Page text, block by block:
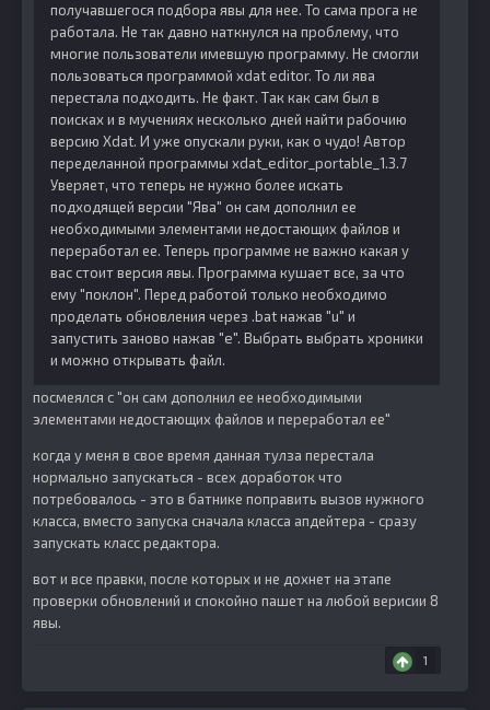
получавшегося подбора явы для нее. То сама прога не
работала. Не так давно наткнулся на проблему, что
многие пользователи имевшую программу. Не смогли
пользоваться программой xdat editor. То ли ява
перестала подходить. Не факт. Так как сам был в
поисках и в мучениях несколько дней найти рабочию
версию Xdat. И уже опускали руки, как о чудо! Автор
переделанной программы xdat_editor_portable_1.3.7
Уверяет, что теперь не нужно более искать
подходящей версии "Ява" он сам дополнил ее
необходимыми элементами недостающих файлов и
переработал ее. Теперь программе не важно какая у
вас стоит версия явы. Программа кушает все, за что
ему "поклон". Перед работой только необходимо
проделать обновления через .bat нажав "u" и
запустить заново нажав "e". Выбрать выбрать хроники
и можно открывать файл.
посмеялся с "он сам дополнил ее необходимыми
элементами недостающих файлов и переработал ее"
когда у меня в свое время данная тулза перестала
нормально запускаться - всех доработок что
потребовалось - это в батнике поправить вызов нужного
класса, вместо запуска сначала класса апдейтера - сразу
запускать класс редактора.
вот и все правки, после которых и не дохнет на этапе
проверки обновлений и спокойно пашет на любой верисии 8
явы.
1